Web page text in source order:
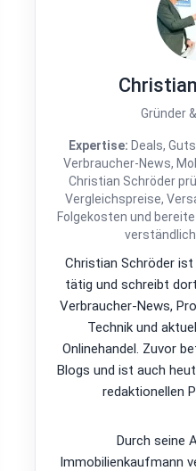
Gründer
Expertise: Deals,
Verbraucher-News,
Christian Schröder
Vergleichspreise,
Folgekosten und
Christian Schröder
tätig und schreibt
Verbraucher-News,
Technik und
Onlinehandel. Zuvor
Blogs und ist auch
redaktionellen
Durch seine
Immobilienkaufmann